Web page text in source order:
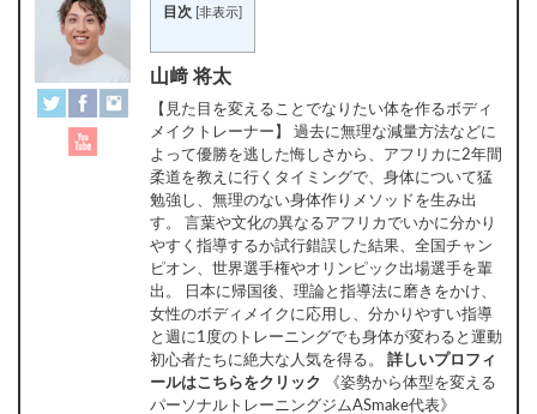
目次 非表示
山﨑 将太
【見た目を変えることでなりたい体を作るボディ
メイクトレーナー】 過去に無理な減量方法などに
よって優勝を逃した悔しさから、アフリカに2年間
柔道を教えに行くタイミングで、身体について猛
勉強し、無理のない身体作りメソッドを生み出
す。 言葉や文化の異なるアフリカでいかに分かり
やすく指導するか試行錯誤した結果、全国チャン
ピオン、世界選手権やオリンピック出場選手を輩
出。 日本に帰国後、理論と指導法に磨きをかけ、
女性のボディメイクに応用し、分かりやすい指導
と週に1度のトレーニングでも身体が変わると運動
初心者たちに絶大な人気を得る。 詳しいプロフィ
ールはこちらをクリック 《姿勢から体型を変える
パーソナルトレーニングジムASmake代表》